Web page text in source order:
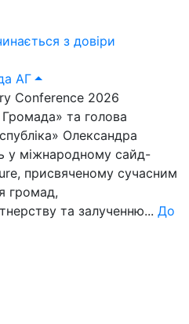
з довіри
АГ
Conference 2026
та голова
Олександра
у міжнародному сайд-
присвяченому сучасним
громад,
та залученню... До